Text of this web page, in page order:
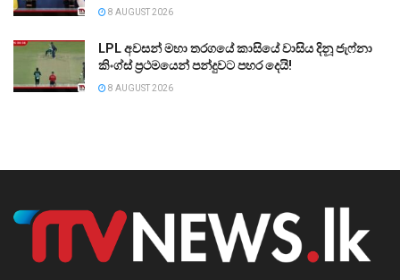
8 AUGUST 2026
LPL අවසන් මහා තරගයේ කාසියේ වාසිය දිනූ ජැෆ්නා
කිංග්ස් ප්‍රථමයෙන් පන්දුවට පහර දෙයි!
8 AUGUST 2026